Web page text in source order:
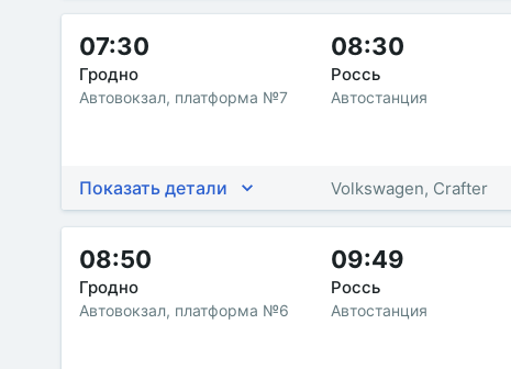
07:30
Гродно
Автовокзал, платформа №7
08:30
Россь
Автостанция
Показать детали Volkswagen, Crafter
08:50
Гродно
Автовокзал, платформа №6
09:49
Россь
Автостанция